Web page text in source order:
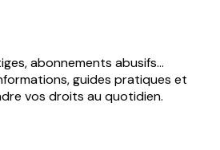
abonnements abusifs...
guides pratiques et
vos droits au quotidien.